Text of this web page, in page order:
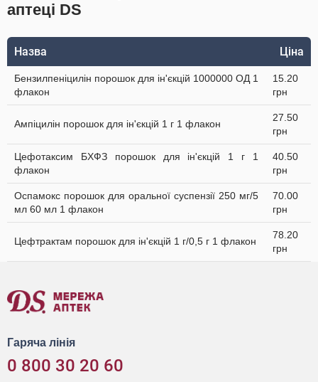
аптеці DS
Назва Ціна
Бензилпеніцилін порошок для ін'єкцій 1000000 ОД 1
флакон
15.20
грн
Ампіцилін порошок для ін'єкцій 1 г 1 флакон
27.50
грн
Цефотаксим БХФЗ порошок для ін'єкцій 1 г 1
флакон
40.50
грн
Оспамокс порошок для оральної суспензії 250 мг/5
мл 60 мл 1 флакон
70.00
грн
Цефтрактам порошок для ін'єкцій 1 г/0,5 г 1 флакон
78.20
грн
Гаряча лінія
0 800 30 20 60